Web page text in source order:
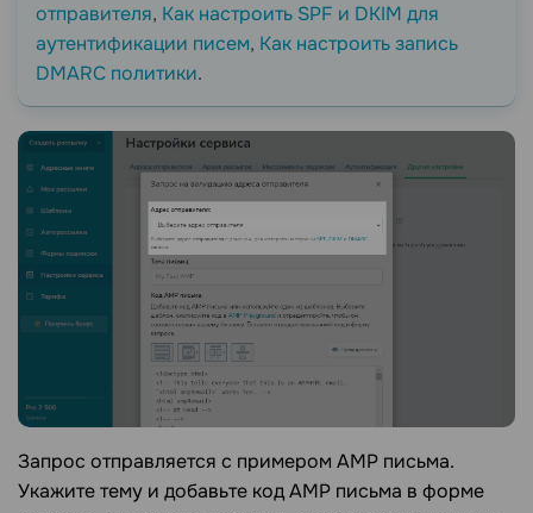
отправителя, Как настроить SPF и DKIM для
аутентификации писем, Как настроить запись
DMARC политики.
Запрос отправляется с примером AMP письма.
Укажите тему и добавьте код AMP письма в форме